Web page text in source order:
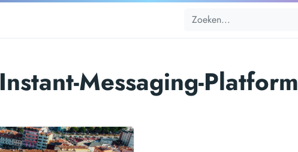
Instant-Messaging-Platform